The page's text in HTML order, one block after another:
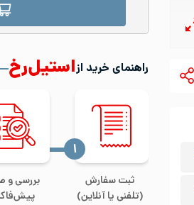
راهنمای خرید ازاستیل‌رخ
ثبت سفارش
(تلفنی یا آنلاین)
‍۱
بررسی و